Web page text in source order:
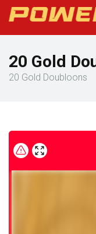
20 Gold
20 Gold Doubloons